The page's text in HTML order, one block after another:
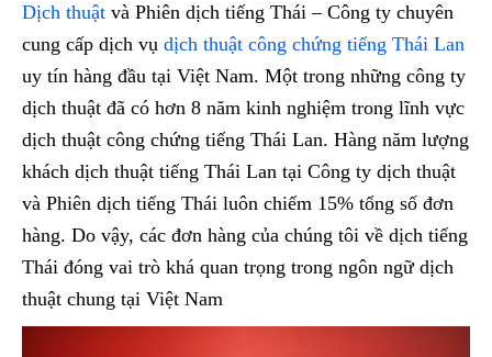
Dịch thuật và Phiên dịch tiếng Thái – Công ty chuyên
cung cấp dịch vụ dịch thuật công chứng tiếng Thái Lan
uy tín hàng đầu tại Việt Nam. Một trong những công ty
dịch thuật đã có hơn 8 năm kinh nghiệm trong lĩnh vực
dịch thuật công chứng tiếng Thái Lan. Hàng năm lượng
khách dịch thuật tiếng Thái Lan tại Công ty dịch thuật
và Phiên dịch tiếng Thái luôn chiếm 15% tổng số đơn
hàng. Do vậy, các đơn hàng của chúng tôi về dịch tiếng
Thái đóng vai trò khá quan trọng trong ngôn ngữ dịch
thuật chung tại Việt Nam